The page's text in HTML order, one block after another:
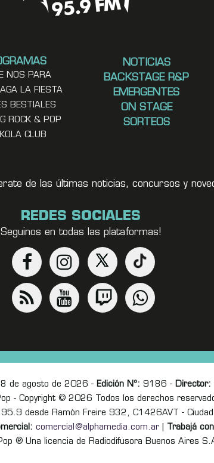
NOS PARA
LA FIESTA
BESTIALES
ROCK & POP
CLUB
NOTICIAS
BACKSTAGE R&P
EMERGENTES
ON STAGE
SORTEOS
de las últimas noticias, concursos y
REDES SOCIALES
Seguinos en todas las plataformas!
de agosto de 2026 - Edición Nº: 9186 - Director:
- Copyright © 2026 Todos los derechos
desde Ramón Freire 932, C1426AVT -
comercial@alphamedia.com.ar| Trabajá
® Una licencia de Radiodifusora Buenos Aires